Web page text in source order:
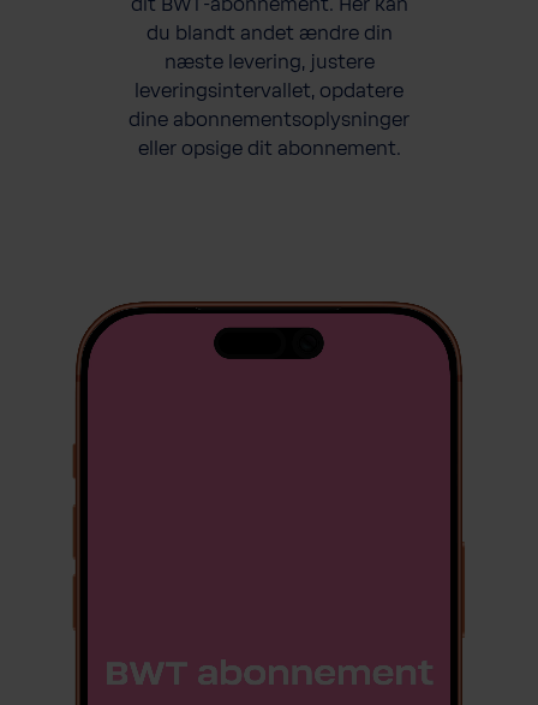
dit BWT-abonnement. Her kan
du blandt andet ændre din
næste levering, justere
leveringsintervallet, opdatere
dine abonnementsoplysninger
eller opsige dit abonnement.